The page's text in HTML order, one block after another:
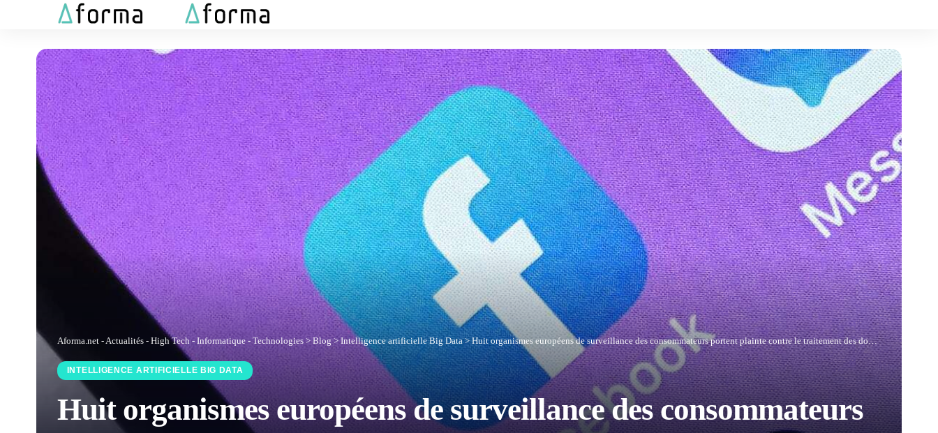
Aforma.net - Actualités - High Tech - Informatique - Technologies >Blog>Intelligence artificielle Big Data>Huit organismes européens de surveillance des consommateurs portent plainte contre le traitement des données de Meta
INTELLIGENCE ARTIFICIELLE BIG DATA
Huit organismes européens de surveillance des consommateurs